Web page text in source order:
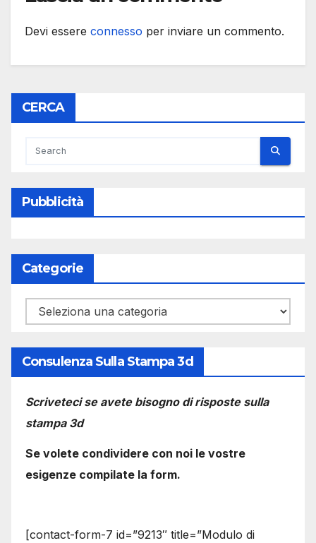
Devi essere connesso per inviare un commento.
CERCA
Pubblicità
Categorie
Categorie
Consulenza Sulla Stampa 3d
Scriveteci se avete bisogno di risposte sulla
stampa 3d
Se volete condividere con noi le vostre
esigenze compilate la form.
[contact-form-7 id=”9213″ title=”Modulo di